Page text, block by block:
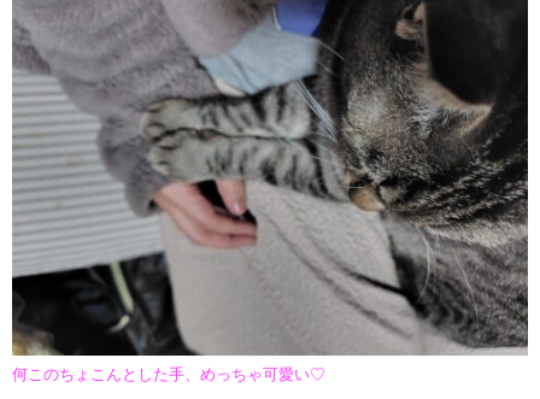
何このちょこんとした手、めっちゃ可愛い♡